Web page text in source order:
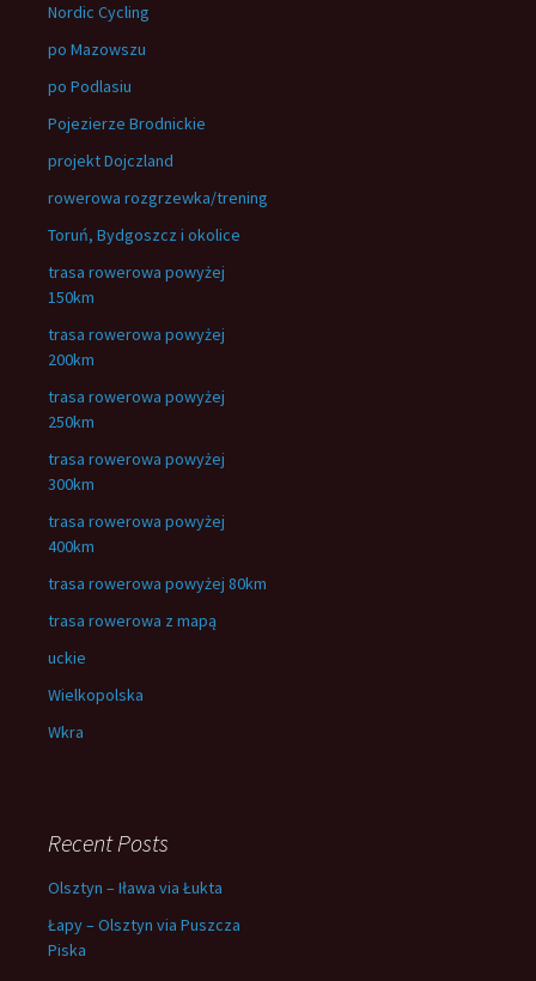
Nordic Cycling
po Mazowszu
po Podlasiu
Pojezierze Brodnickie
projekt Dojczland
rowerowa rozgrzewka/trening
Toruń, Bydgoszcz i okolice
trasa rowerowa powyżej
150km
trasa rowerowa powyżej
200km
trasa rowerowa powyżej
250km
trasa rowerowa powyżej
300km
trasa rowerowa powyżej
400km
trasa rowerowa powyżej 80km
trasa rowerowa z mapą
uckie
Wielkopolska
Wkra
Recent Posts
Olsztyn – Iława via Łukta
Łapy – Olsztyn via Puszcza
Piska